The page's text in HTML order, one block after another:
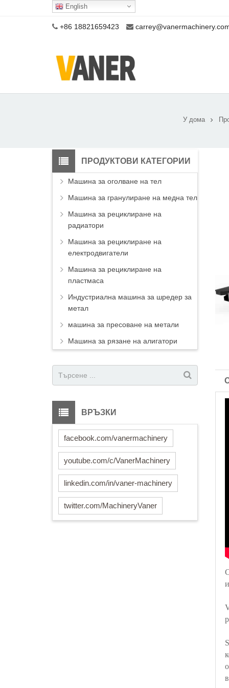
English
+86 18821659423
У дома
ПРОДУКТОВИ КАТЕГОРИИ
Машина за оголване на тел
Машина за гранулиране на медна тел
Машина за рециклиране на
радиатори
Машина за рециклиране на
електродвигатели
Машина за рециклиране на
пластмаса
Индустриална машина за шредер за
метал
машина за пресоване на метали
Машина за рязане на алигатори
ВРЪЗКИ
facebook.com/vanermachinery
youtube.com/c/VanerMachinery
linkedin.com/in/vaner-machinery
twitter.com/MachineryVaner